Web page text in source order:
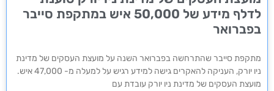
לדלף מידע של 50,000 איש במתקפת סייבר
בפברואר
מתקפת סייבר שהתרחשה בפברואר השנה על מועצת העסקים של מדינת
ניו יורק, העניקה להאקרים גישה למידע רגיש על למעלה מ- 47,000 איש.
מועצת העסקים של מדינת ניו יורק עובדת עם